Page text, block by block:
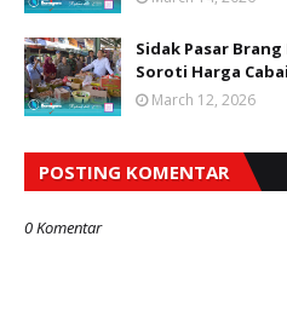
Sidak Pasar
Soroti Harga
March 12, 2026
POSTING KOMENTAR
0 Komentar